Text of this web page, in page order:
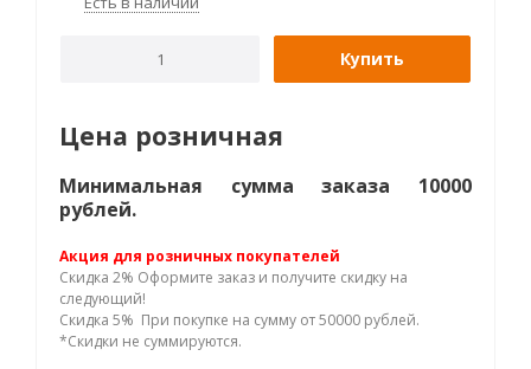
Купить
Цена розничная
Минимальная сумма заказа 10000
рублей.
Акция для розничных покупателей
Скидка 2% Оформите заказ и получите скидку на
следующий!
Скидка 5% При покупке на сумму от 50000 рублей.
*Скидки не суммируются.